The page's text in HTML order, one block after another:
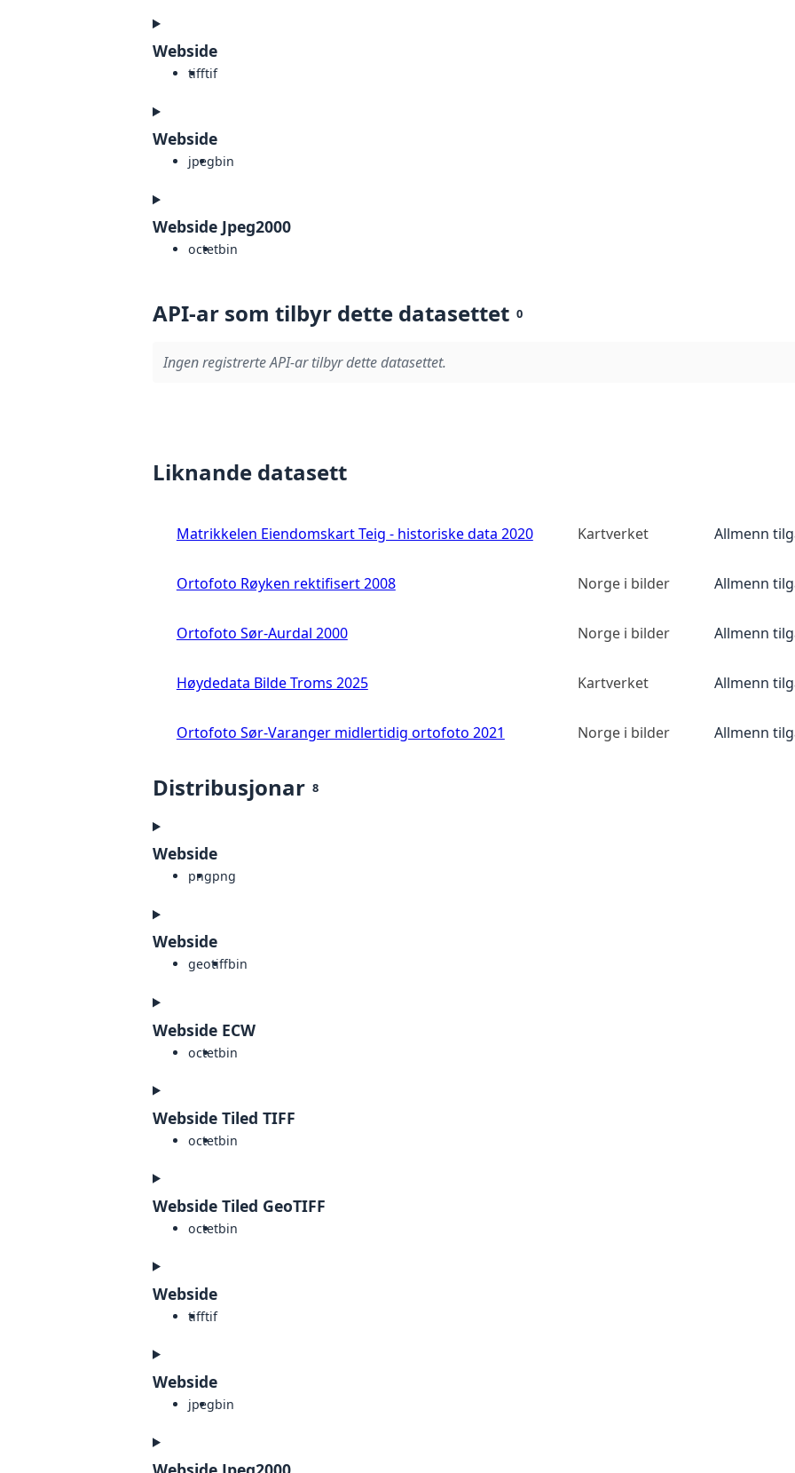
Webside
tifftif
Webside
jpegbin
Webside Jpeg2000
octetbin
API-ar som tilbyr dette datasettet 0
Ingen registrerte API-ar tilbyr dette datasettet.
Liknande datasett
Matrikkelen Eiendomskart Teig - historiske data 2020 Kartverket Allmenn
Ortofoto Røyken rektifisert 2008 Norge i bilder Allmenn
Ortofoto Sør-Aurdal 2000 Norge i bilder Allmenn
Høydedata Bilde Troms 2025 Kartverket Allmenn
Ortofoto Sør-Varanger midlertidig ortofoto 2021 Norge i bilder Allmenn
Distribusjonar 8
Webside
pngpng
Webside
geotiffbin
Webside ECW
octetbin
Webside Tiled TIFF
octetbin
Webside Tiled GeoTIFF
octetbin
Webside
tifftif
Webside
jpegbin